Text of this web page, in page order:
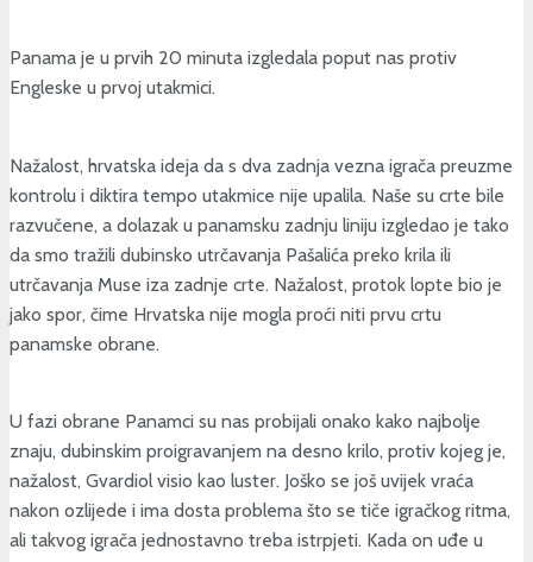
Panama je u prvih 20 minuta izgledala poput nas protiv
Engleske u prvoj utakmici.
Nažalost, hrvatska ideja da s dva zadnja vezna igrača preuzme
kontrolu i diktira tempo utakmice nije upalila. Naše su crte bile
razvučene, a dolazak u panamsku zadnju liniju izgledao je tako
da smo tražili dubinsko utrčavanja Pašalića preko krila ili
utrčavanja Muse iza zadnje crte. Nažalost, protok lopte bio je
jako spor, čime Hrvatska nije mogla proći niti prvu crtu
panamske obrane.
U fazi obrane Panamci su nas probijali onako kako najbolje
znaju, dubinskim proigravanjem na desno krilo, protiv kojeg je,
nažalost, Gvardiol visio kao luster. Joško se još uvijek vraća
nakon ozlijede i ima dosta problema što se tiče igračkog ritma,
ali takvog igrača jednostavno treba istrpjeti. Kada on uđe u